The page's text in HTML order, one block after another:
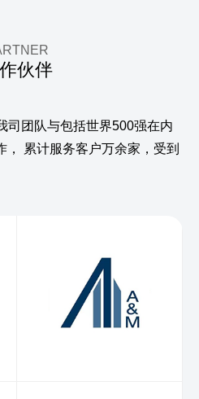
伙伴
司团队与包括世界500强在内
累计服务客户万余家，受到